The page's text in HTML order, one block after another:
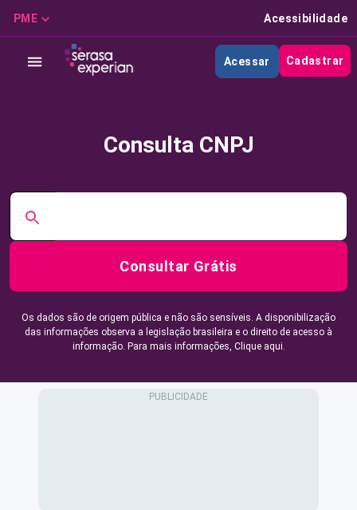
PME Acessibilidade
Acessar Cadastrar
Consulta CNPJ
Consultar Grátis
Os dados são de origem pública e não são sensíveis. A disponibilização
das informações observa a legislação brasileira e o direito de acesso à
informação. Para mais informações, Clique aqui.